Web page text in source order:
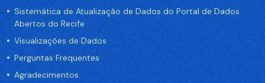
Sistemática de Atualização de Dados do Portal de Dados
Abertos do Recife
Visualizações de Dados
Perguntas Frequentes
Agradecimentos